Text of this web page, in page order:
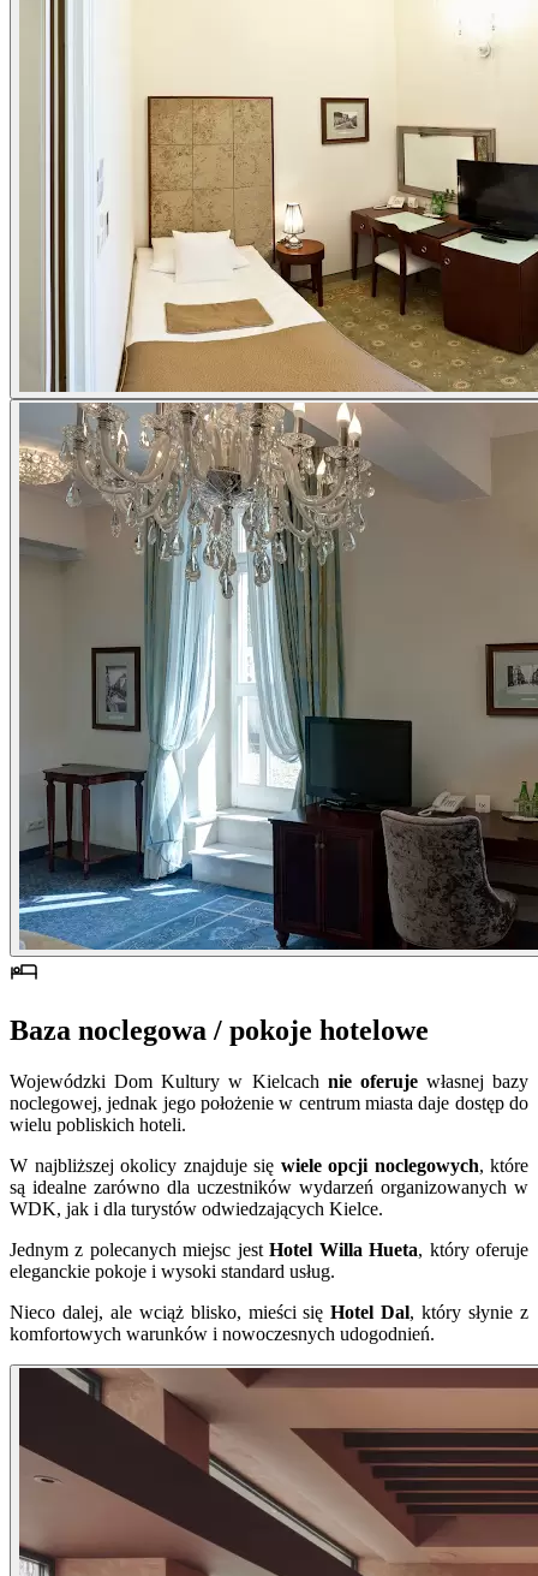
Baza noclegowa / pokoje hotelowe
Wojewódzki Dom Kultury w Kielcach nie oferuje własnej bazy
noclegowej, jednak jego położenie w centrum miasta daje dostęp do
wielu pobliskich hoteli.
W najbliższej okolicy znajduje się wiele opcji noclegowych, które
są idealne zarówno dla uczestników wydarzeń organizowanych w
WDK, jak i dla turystów odwiedzających Kielce.
Jednym z polecanych miejsc jestHotel Willa Hueta, który oferuje
eleganckie pokoje i wysoki standard usług.
Nieco dalej, ale wciąż blisko, mieści sięHotel Dal, który słynie z
komfortowych warunków i nowoczesnych udogodnień.